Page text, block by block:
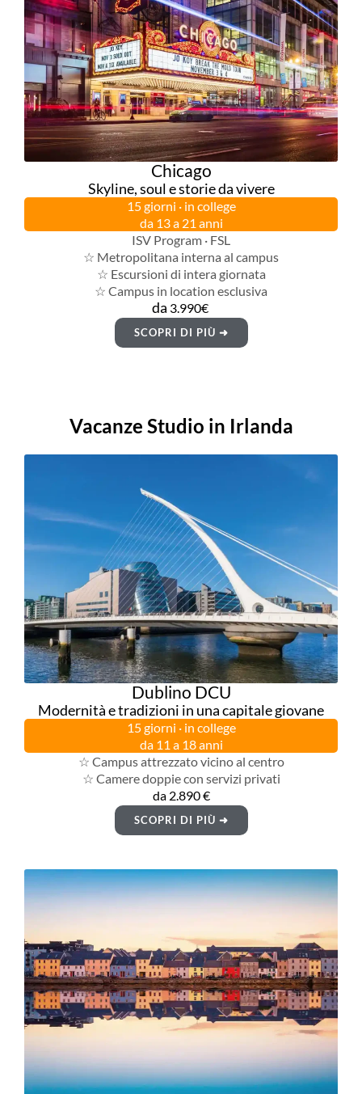
Chicago
Skyline, soul e storie da vivere
15 giorni · in college
da 13 a 21 anni
ISV Program · FSL
☆ Metropolitana interna al campus
☆ Escursioni di intera giornata
☆ Campus in location esclusiva
da 3.990€
SCOPRI DI PIÙ ➜
Dublino DCU
Modernità e tradizioni in una capitale giovane
15 giorni · in college
da 11 a 18 anni
☆ Campus attrezzato vicino al centro
☆ Camere doppie con servizi privati
da 2.890 €
SCOPRI DI PIÙ ➜
Vacanze Studio in Irlanda